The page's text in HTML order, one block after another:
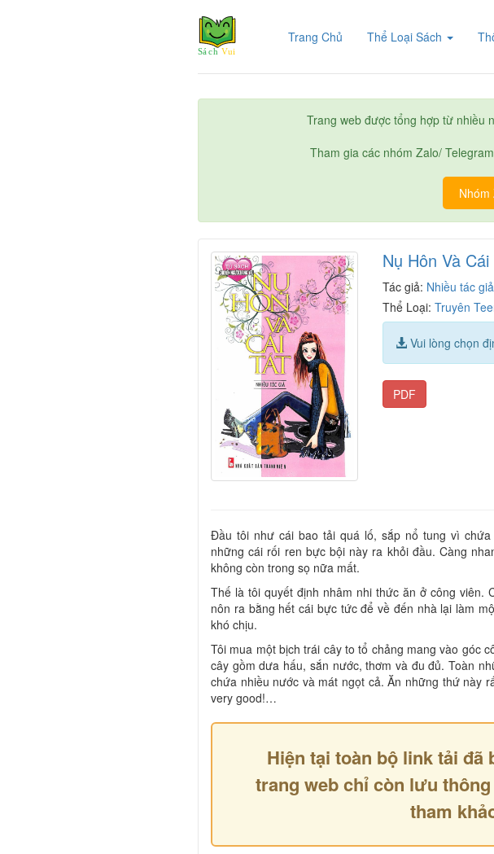
Trang Chủ (current)Thể Loại Sách
Trang web được tổng hợp từ nhiều
Tham gia các nhóm Zalo/
Nhóm
Nụ Hôn Và Cái
Tác giả: Nhiều tác giả
Thể Loại:Truyên
Vui lòng chọn
PDF
Đầu tôi như cái bao tải quá lố, sắp nổ tung vì
những cái rối ren bực bội này ra khỏi đầu. Càng
không còn trong sọ nữa mất.
Thế là tôi quyết định nhâm nhi thức ăn ở công viên.
nôn ra bằng hết cái bực tức để về đến nhà lại làm
khó chịu.
Tôi mua một bịch trái cây to tổ chảng mang vào góc
cây gồm dưa hấu, sắn nước, thơm và đu đủ. Toàn
chứa nhiều nước và mát ngọt cả. Ăn những thứ này
very good!…
Hiện tại toàn bộ link tải đã
trang web chỉ còn lưu
tham